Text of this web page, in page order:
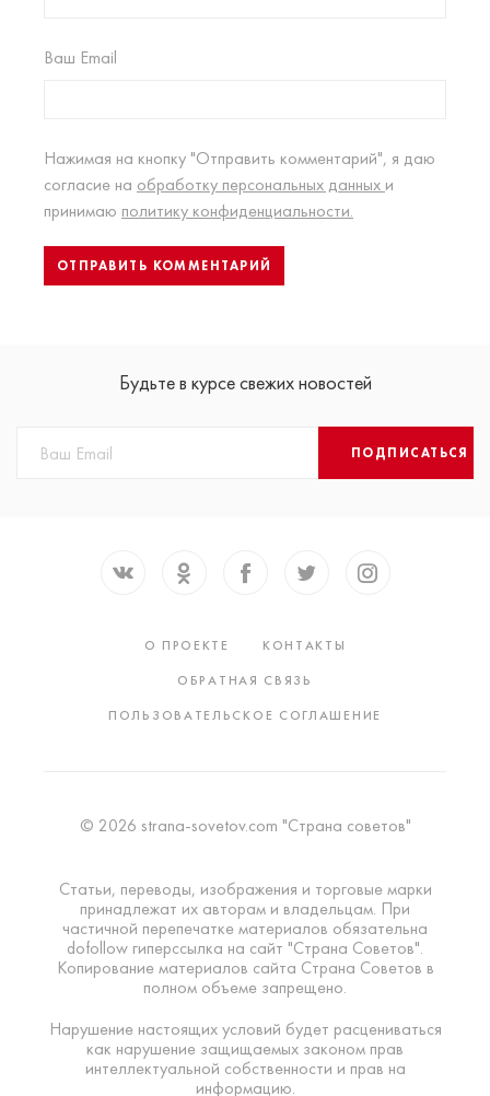
Ваш Email
Нажимая на кнопку "Отправить комментарий", я даю
согласие на обработку персональных данных и
принимаю политику конфиденциальности.
Будьте в курсе свежих новостей
ПОДПИСАТЬСЯ
О ПРОЕКТЕ
КОНТАКТЫ
ОБРАТНАЯ СВЯЗЬ
ПОЛЬЗОВАТЕЛЬСКОЕ СОГЛАШЕНИЕ
© 2026 strana-sovetov.com "Страна советов"
Статьи, переводы, изображения и торговые марки
принадлежат их авторам и владельцам. При
частичной перепечатке материалов обязательна
dofollow гиперссылка на сайт "Страна Советов".
Копирование материалов сайта Страна Советов в
полном объеме запрещено.
Нарушение настоящих условий будет расцениваться
как нарушение защищаемых законом прав
интеллектуальной собственности и прав на
информацию.